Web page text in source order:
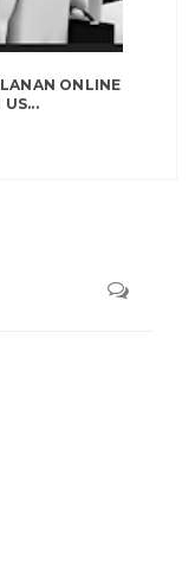
ONLINE